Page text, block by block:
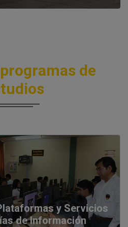
programas de
y Servicios
de Información